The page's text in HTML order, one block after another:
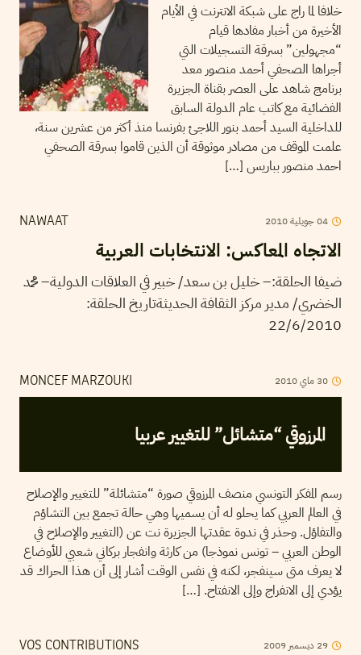
خلافا لما راج على شبكة الانترنت في الأيام
الأخيرة من أخبار مفادها قيام
“مجهولين” بسرقة التسجيلات التي
أجراها الصحفي أحمد منصور معد
برنامج شاهد على العصر بقناة الجزيرة
الفضائية مع كاتب عام الدولة السابق
للداخلية السيد أحمد بنور اللاجئ بفرنسا منذ أكثر من عشرين سنة،
علمت الموقف من مصادر موثوقة أن الذين قاموا بسرقة الصحفي
احمد منصور بباريس […]
NAWAAT 04جويلية2010
الاتجاه المعاكس: الانتخابات العربية
ضيفا الحلقة:– خليل بن سعد/ خبير في العلاقات الدولية– محمد
الخضري/ مدير مركز الثقافة الحديثةتاريخ الحلقة:
22/6/2010
MONCEF MARZOUKI 30 ماي2010
المرزوقي “متشائل” للتغيير عربيا
رسم المفكر التونسي منصف المرزوقي صورة “متشائلة” للتغيير والإصلاح
في العالم العربي كما يحلو له أن يسميها وهي حالة تجمع بين التشاؤم
والتفاؤل. وحذر في ندوة عقدتها الجزيرة نت عن (التغيير والإصلاح في
الوطن العربي – تونس نموذجا) من كارثة وانفجار بركاني شعبي للأوضاع
لا يعرف متى سينفجر، لكنه في نفس الوقت أشار إلى أن هذا الحراك قد
يؤدي إلى الانفراج وإلى الانفتاح. […]
VOS CONTRIBUTIONS 29 ديسمبر 2009